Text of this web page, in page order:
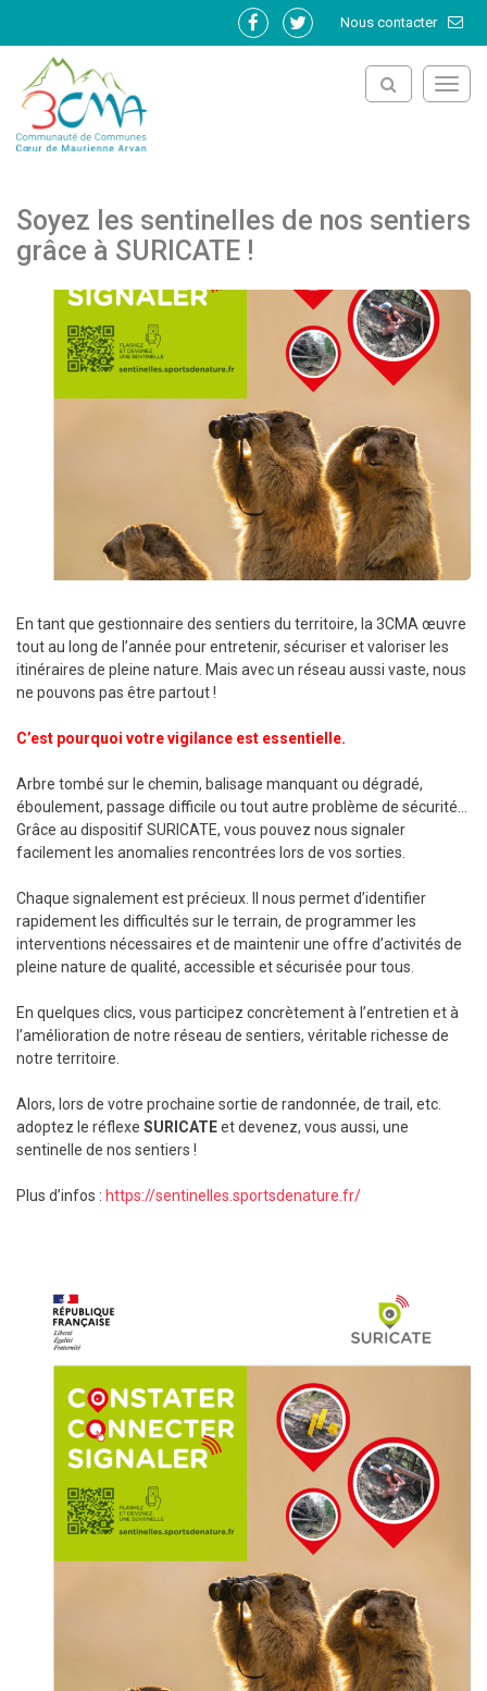
Nous contacter
Lien
Lien
Soyez les sentinelles de nos sentiers
grâce à SURICATE !
En tant que gestionnaire des sentiers du territoire, la 3CMA œuvre
tout au long de l’année pour entretenir, sécuriser et valoriser les
itinéraires de pleine nature. Mais avec un réseau aussi vaste, nous
ne pouvons pas être partout !
C’est pourquoi votre vigilance est essentielle.
Arbre tombé sur le chemin, balisage manquant ou dégradé,
éboulement, passage difficile ou tout autre problème de sécurité…
Grâce au dispositif SURICATE, vous pouvez nous signaler
facilement les anomalies rencontrées lors de vos sorties.
Chaque signalement est précieux. Il nous permet d’identifier
rapidement les difficultés sur le terrain, de programmer les
interventions nécessaires et de maintenir une offre d’activités de
pleine nature de qualité, accessible et sécurisée pour tous.
En quelques clics, vous participez concrètement à l’entretien et à
l’amélioration de notre réseau de sentiers, véritable richesse de
notre territoire.
Alors, lors de votre prochaine sortie de randonnée, de trail, etc.
adoptez le réflexe SURICATEet devenez, vous aussi, une
sentinelle de nos sentiers !
Plus d’infos : https://sentinelles.sportsdenature.fr/